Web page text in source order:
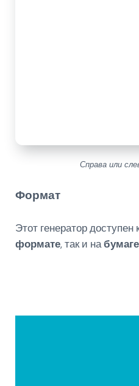
Справа или
Формат
Этот генератор доступен
формате, так и набумаге